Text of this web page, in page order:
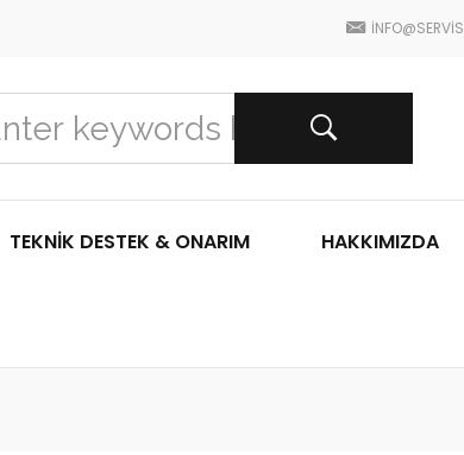
TEKNIK DESTEK & ONARIM HAKKIMIZDA